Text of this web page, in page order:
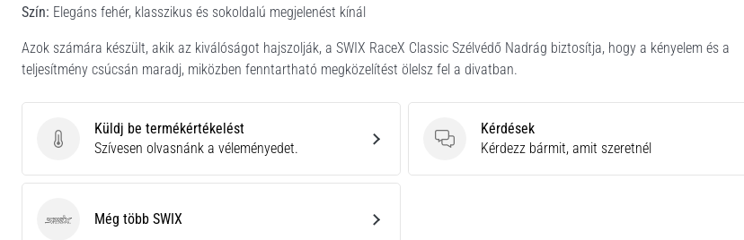
Szín: Elegáns fehér, klasszikus és sokoldalú megjelenést kínál
Azok számára készült, akik az kiválóságot hajszolják, a SWIX RaceX Classic Szélvédő Nadrág biztosítja, hogy a kényelem és a
teljesítmény csúcsán maradj, miközben fenntartható megközelítést ölelsz fel a divatban.
Küldj be termékértékelést
Küldj be termékértékelést
Szívesen olvasnánk a véleményedet.
Kérdések
Kérdések
Kérdezz bármit, amit szeretnél
SWIX Még több SWIX